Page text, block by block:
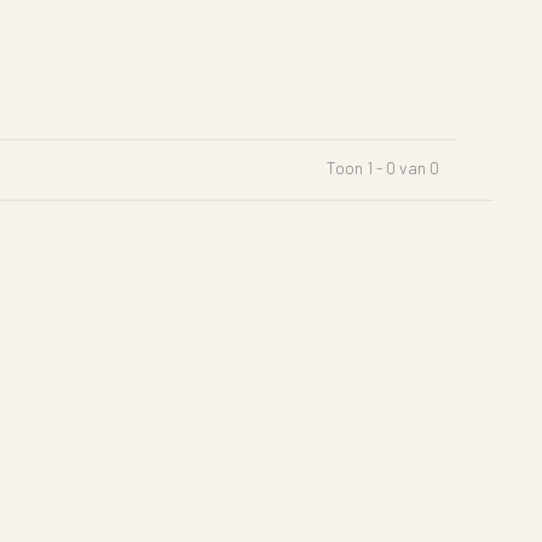
Toon 1 - 0 van 0